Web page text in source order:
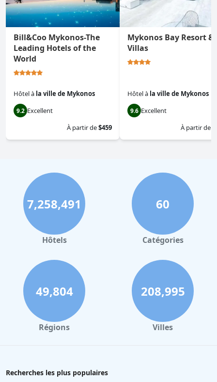
Bill&Coo Mykonos-The
Leading Hotels of the
World
Hôtelà la ville de Mykonos
9.2 Excellent
À partir de$459
Mykonos Bay Resort &
Villas
Hôtelà la ville de Mykonos
9.6 Excellent
À partir de
7,258,491
Hôtels
60
Catégories
49,804
Régions
208,995
Villes
Recherches les plus populaires